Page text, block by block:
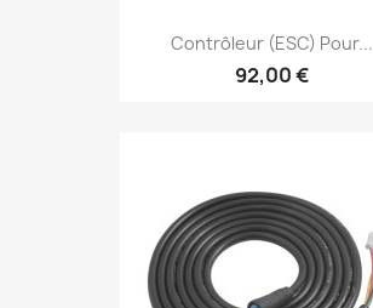
Contrôleur (ESC) Pour...
92,00 €